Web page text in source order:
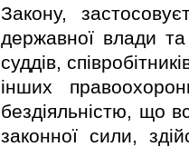
Закону,
державної влади
суддiв,
iнших
бездiяльнiстю, що
законної сили,